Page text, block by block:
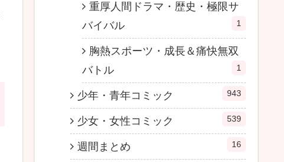
重厚人間ドラマ・歴史・極限サ
バイバル
1
胸熱スポーツ・成長＆痛快無双
バトル
1
少年・青年コミック 943
少女・女性コミック 539
週間まとめ 16